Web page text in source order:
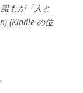
もが「人と
(Kindle の位